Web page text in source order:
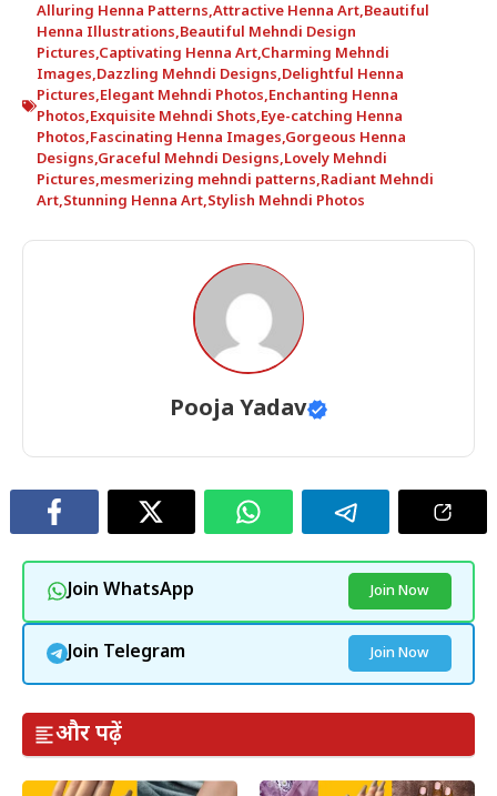
Alluring Henna Patterns,Attractive Henna Art,Beautiful
Henna Illustrations,Beautiful Mehndi Design
Pictures,Captivating Henna Art,Charming Mehndi
Images,Dazzling Mehndi Designs,Delightful Henna
Pictures,Elegant Mehndi Photos,Enchanting Henna
Photos,Exquisite Mehndi Shots,Eye-catching Henna
Photos,Fascinating Henna Images,Gorgeous Henna
Designs,Graceful Mehndi Designs,Lovely Mehndi
Pictures,mesmerizing mehndi patterns,Radiant Mehndi
Art,Stunning Henna Art,Stylish Mehndi Photos
Pooja Yadav
Join WhatsApp Join Now
Join Telegram Join Now
और पढ़ें